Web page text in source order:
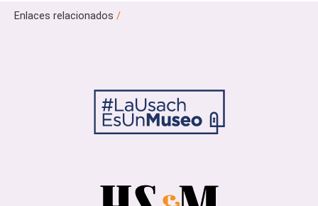
Enlaces relacionados /